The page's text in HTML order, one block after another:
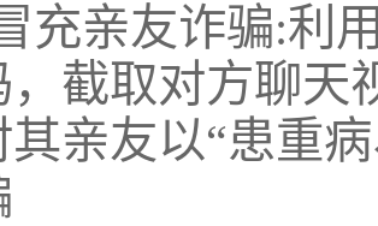
充亲友诈骗:利
，截取对方聊天
其亲友以“患重